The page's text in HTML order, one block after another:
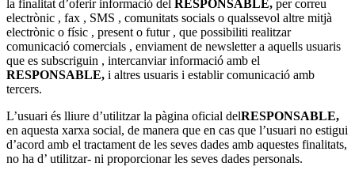
la finalitat d’oferir informació del RESPONSABLE, per correu
electrònic , fax , SMS , comunitats socials o qualssevol altre mitjà
electrònic o físic , present o futur , que possibiliti realitzar
comunicació comercials , enviament de newsletter a aquells usuaris
que es subscriguin , intercanviar informació amb el
RESPONSABLE, i altres usuaris i establir comunicació amb
tercers.
L’usuari és lliure d’utilitzar la pàgina oficial delRESPONSABLE,
en aquesta xarxa social, de manera que en cas que l’usuari no estigui
d’acord amb el tractament de les seves dades amb aquestes finalitats,
no ha d’ utilitzar- ni proporcionar les seves dades personals.